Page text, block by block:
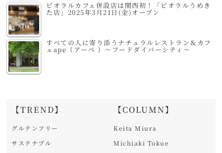
ビオラルカフェ併設店は関西初！「ビオラルうめき
た店」2025年3月21日(金)オープン
すべての人に寄り添うナチュラルレストラン＆カフ
ェape（アーペ ）～フードダイバーシティ～
【TREND】
グルテンフリー
サステナブル
【COLUMN】
Keita Miura
Michiaki Tokue